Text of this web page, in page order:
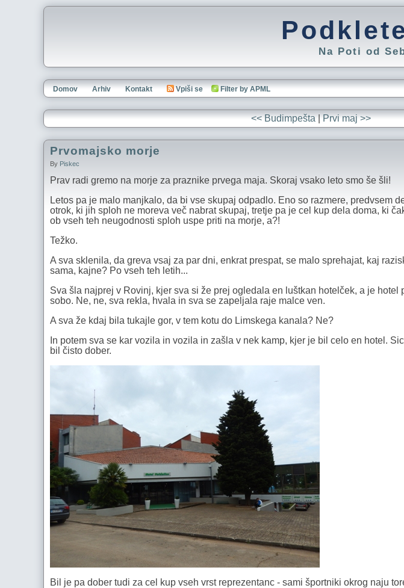
Na Poti od
Domov Arhiv Kontakt Vpiši se Filter by APML
<< Budimpešta|Prvi maj >>
Prvomajsko morje
By Piskec
Prav radi gremo na morje za praznike prvega maja. Skoraj vsako leto smo še šli!
Letos pa je malo manjkalo, da bi vse skupaj odpadlo. Eno so razmere, predvsem
otrok, ki jih sploh ne moreva več nabrat skupaj, tretje pa je cel kup dela doma, ki
ob vseh teh neugodnosti sploh uspe priti na morje, a?!
Težko.
A sva sklenila, da greva vsaj za par dni, enkrat prespat, se malo sprehajat, kaj
sama, kajne? Po vseh teh letih...
Sva šla najprej v Rovinj, kjer sva si že prej ogledala en luštkan hotelček, a je hotel
sobo. Ne, ne, sva rekla, hvala in sva se zapeljala raje malce ven.
A sva že kdaj bila tukajle gor, v tem kotu do Limskega kanala? Ne?
In potem sva se kar vozila in vozila in zašla v nek kamp, kjer je bil celo en hotel.
bil čisto dober.
Bil je pa dober tudi za cel kup vseh vrst reprezentanc - sami športniki okrog naju